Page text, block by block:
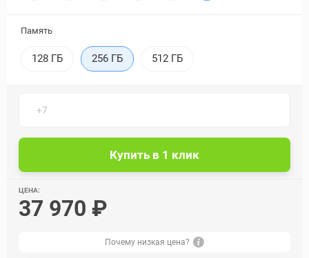
Память
128 ГБ 256 ГБ 512 ГБ
ЦЕНА:
37 970 ₽
Почему низкая цена?